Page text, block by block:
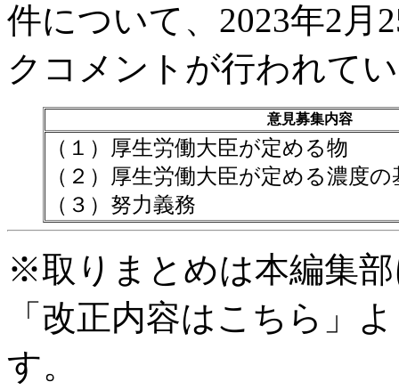
件について、2023年2月
クコメントが行われて
意見募集内容
（１）厚生労働大臣が定める物
（２）厚生労働大臣が定める濃度の
（３）努力義務
※取りまとめは本編集
「改正内容はこちら」
す。